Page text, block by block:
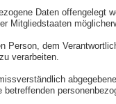
Daten
dem
verarbeiten.